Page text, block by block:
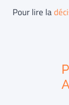
Pour lire la